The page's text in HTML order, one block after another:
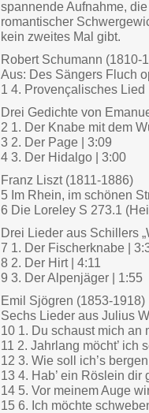
spannende Aufnahme,
romantischer
kein zweites Mal gibt.
Robert Schumann (1810-
Aus: Des Sängers Fluch
1 4. Provençalisches
Drei Gedichte von
2 1. Der Knabe mit dem
3 2. Der Page | 3:09
4 3. Der Hidalgo | 3:00
Franz Liszt (1811-1886)
5 Im Rhein, im schönen
6 Die Loreley S 273.1
Drei Lieder aus Schillers
7 1. Der Fischerknabe |
8 2. Der Hirt | 4:11
9 3. Der Alpenjäger | 1:55
Emil Sjögren (1853-1918)
Sechs Lieder aus Julius
10 1. Du schaust mich an
11 2. Jahrlang möcht’ ich
12 3. Wie soll ich’s
13 4. Hab’ ein Röslein dir
14 5. Vor meinem Auge
15 6. Ich möchte